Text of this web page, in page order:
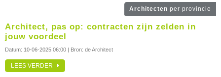
Architecten per provincie
Architect, pas op: contracten zijn zelden in
jouw voordeel
Datum: 10-06-2025 06:00 | Bron: de Architect
LEES VERDER